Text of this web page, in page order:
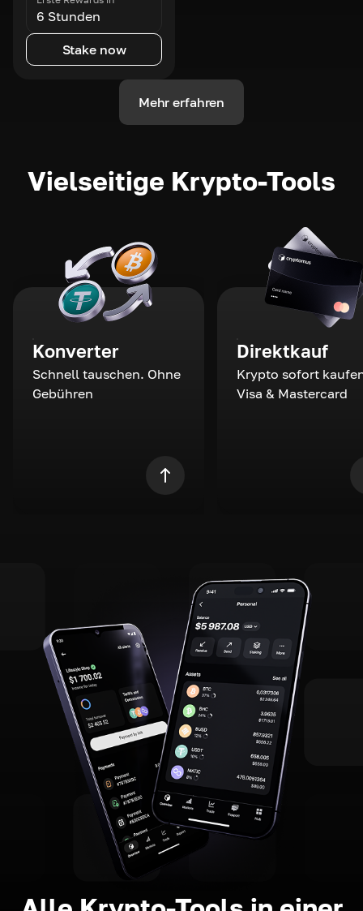
6 Stunden
Stake now
Mehr erfahren
Vielseitige Krypto-Tools
Konverter
Schnell tauschen. Ohne
Gebühren
Direktkauf
Krypto sofort
Visa & Mastercard